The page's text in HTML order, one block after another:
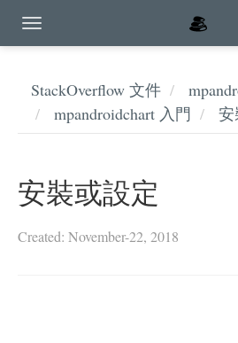
StackOverflow 文件
mpandroidchart 入門
安
安裝或設定
Created: November-22, 2018